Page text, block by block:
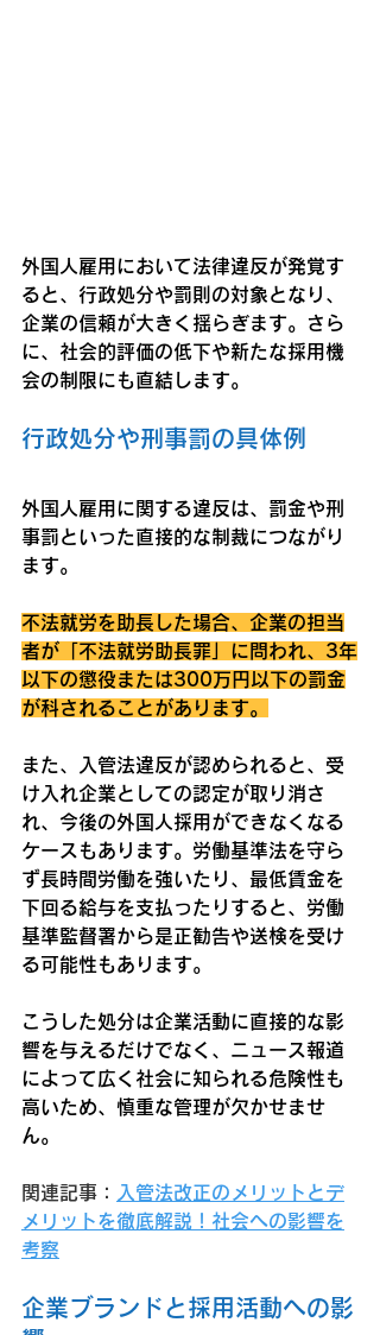
外国人雇用において法律違反が発覚す
ると、行政処分や罰則の対象となり、
企業の信頼が大きく揺らぎます。さら
に、社会的評価の低下や新たな採用機
会の制限にも直結します。
行政処分や刑事罰の具体例
外国人雇用に関する違反は、罰金や刑
事罰といった直接的な制裁につながり
ます。
不法就労を助長した場合、企業の担当
者が「不法就労助長罪」に問われ、3年
以下の懲役または300万円以下の罰金
が科されることがあります。
また、入管法違反が認められると、受
け入れ企業としての認定が取り消さ
れ、今後の外国人採用ができなくなる
ケースもあります。労働基準法を守ら
ず長時間労働を強いたり、最低賃金を
下回る給与を支払ったりすると、労働
基準監督署から是正勧告や送検を受け
る可能性もあります。
こうした処分は企業活動に直接的な影
響を与えるだけでなく、ニュース報道
によって広く社会に知られる危険性も
高いため、慎重な管理が欠かせませ
ん。
関連記事：
入管法改正のメリットとデ
メリットを徹底解説！社会への影響を
考察
企業ブランドと採用活動への影